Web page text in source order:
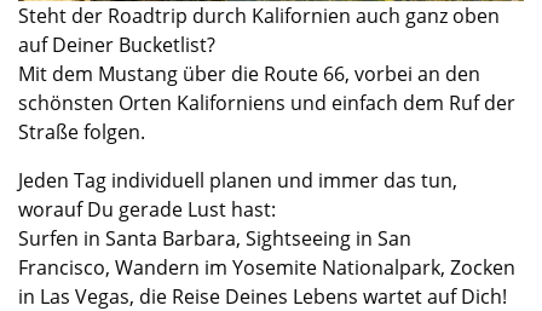
Steht der Roadtrip durch Kalifornien auch ganz oben
auf Deiner Bucketlist?
Mit dem Mustang über die Route 66, vorbei an den
schönsten Orten Kaliforniens und einfach dem Ruf der
Straße folgen.
Jeden Tag individuell planen und immer das tun,
worauf Du gerade Lust hast:
Surfen in Santa Barbara, Sightseeing in San
Francisco, Wandern im Yosemite Nationalpark, Zocken
in Las Vegas, die Reise Deines Lebens wartet aufDich!